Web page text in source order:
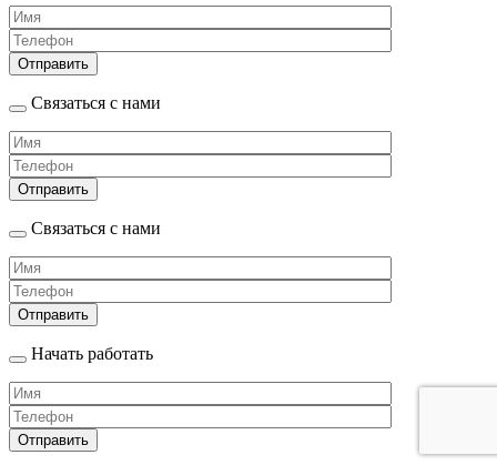
Связаться с нами
Связаться с нами
Начать работать